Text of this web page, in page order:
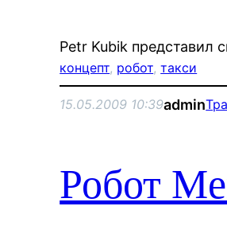
Petr Kubik представил
концепт, робот, такси
15.05.2009 10:39admin
Робот